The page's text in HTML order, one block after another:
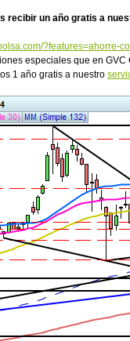
recibir un año gratis a
?features=ahorre-
especiales que en GVC
1 año gratis a nuestro